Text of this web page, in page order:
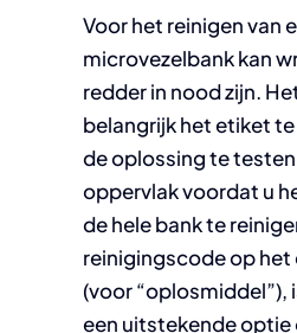
Voor het reinigen van
microvezelbank kan
redder in nood zijn.
belangrijk het etiket
de oplossing te testen
oppervlak voordat u
de hele bank te
reinigingscode op het
(voor “oplosmiddel”),
een uitstekende optie